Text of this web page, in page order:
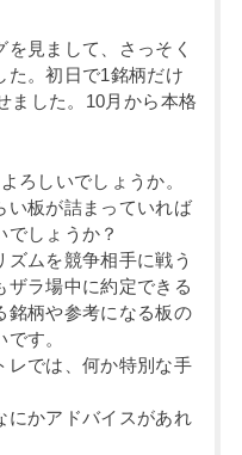
見まして、さっそく
た。初日で1銘柄だけ
ました。10月から本格
ろしいでしょうか。
板が詰まっていれば
しょうか？
ムを競争相手に戦う
ザラ場中に約定できる
銘柄や参考になる板の
す。
では、何か特別な手
にかアドバイスがあれ